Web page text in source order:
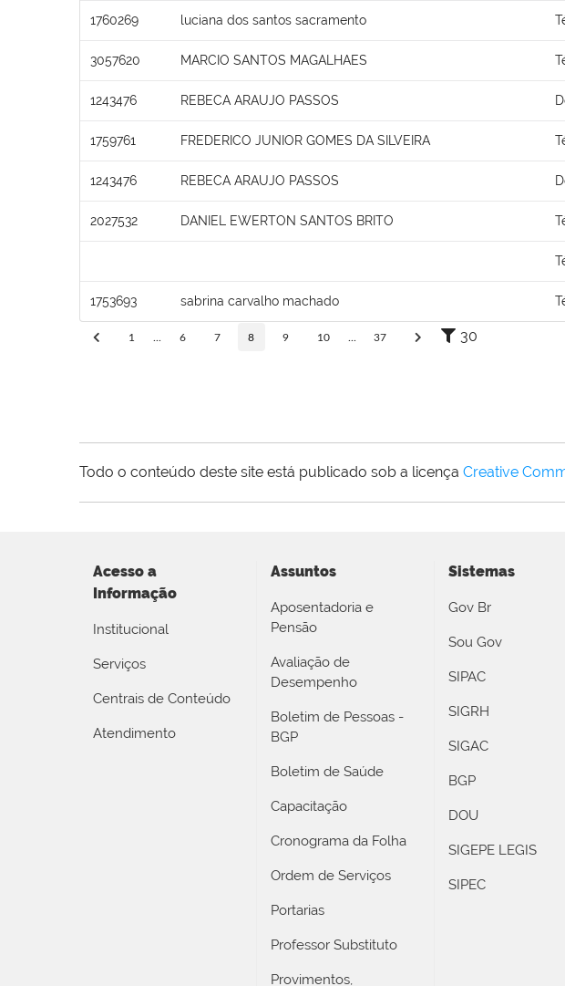
1760269 luciana dos santos sacramento
3057620 MARCIO SANTOS MAGALHAES
1243476 REBECA ARAUJO PASSOS
1759761 FREDERICO JUNIOR GOMES DA SILVEIRA
1243476 REBECA ARAUJO PASSOS
2027532 DANIEL EWERTON SANTOS BRITO
1753693 sabrina carvalho machado
1 6 7 8 9 10 37 30
Todo o conteúdo deste site está publicado sob a licença Creative
Acesso a
Informação
Institucional
Serviços
Centrais de Conteúdo
Atendimento
Assuntos
Aposentadoria e
Pensão
Avaliação de
Desempenho
Boletim de Pessoas -
BGP
Boletim de Saúde
Capacitação
Cronograma da Folha
Ordem de Serviços
Portarias
Professor Substituto
Provimentos,
Sistemas
Gov Br
Sou Gov
SIPAC
SIGRH
SIGAC
BGP
DOU
SIGEPE LEGIS
SIPEC